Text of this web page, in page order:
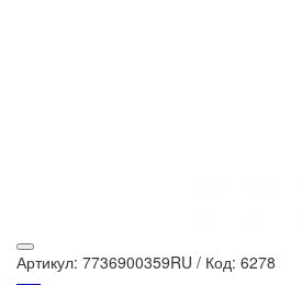
Артикул: 7736900359RU / Код: 6278